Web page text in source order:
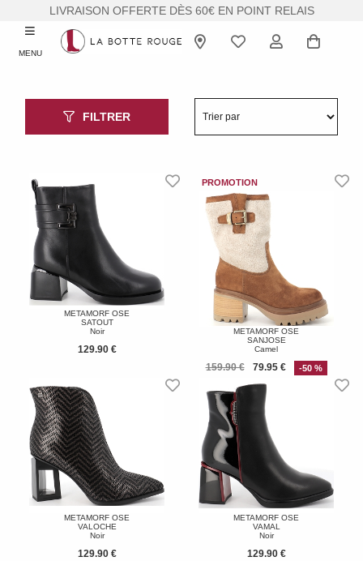
LIVRAISON OFFERTE DÈS 60€ EN POINT RELAIS
MENU
FILTRER
METAMORF OSE
SATOUT
Noir
129.90 €
METAMORF OSE
SANJOSE
Camel
159.90 € 79.95 € -50 %
METAMORF OSE
VALOCHE
Noir
129.90 €
METAMORF OSE
VAMAL
Noir
129.90 €